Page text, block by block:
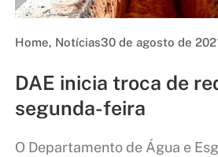
Home, Notícias30 de agosto de
DAE inicia troca de
segunda-feira
O Departamento de Água e